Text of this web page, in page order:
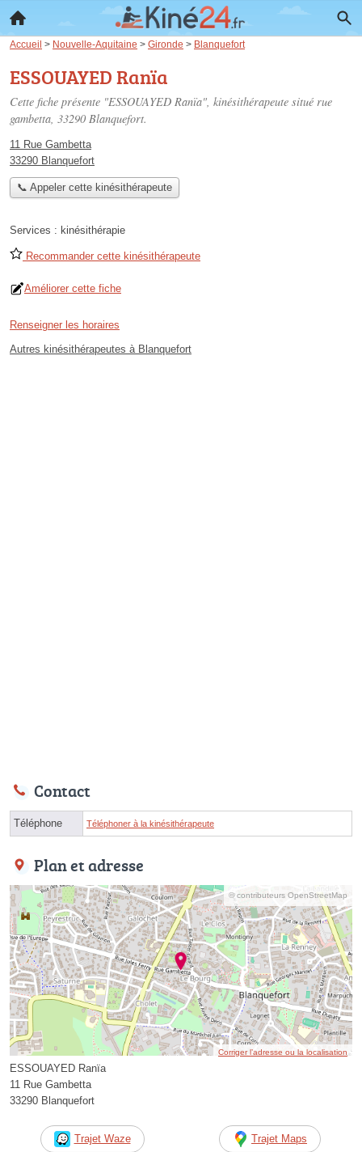
Accueil > Nouvelle-Aquitaine > Gironde > Blanquefort
ESSOUAYED Ranïa
Cette fiche présente "ESSOUAYED Ranïa", kinésithérapeute situé rue
gambetta, 33290 Blanquefort.
11 Rue Gambetta
33290 Blanquefort
📞 Appeler cette kinésithérapeute
Services : kinésithérapie
Recommander cette kinésithérapeute
Améliorer cette fiche
Renseigner les horaires
Autres kinésithérapeutes à Blanquefort
Contact
Téléphone Téléphoner à la kinésithérapeute
Plan et adresse
© contributeurs OpenStreetMap
Corriger l’adresse ou la localisation
ESSOUAYED Ranïa
11 Rue Gambetta
33290 Blanquefort
Trajet Waze Trajet Maps